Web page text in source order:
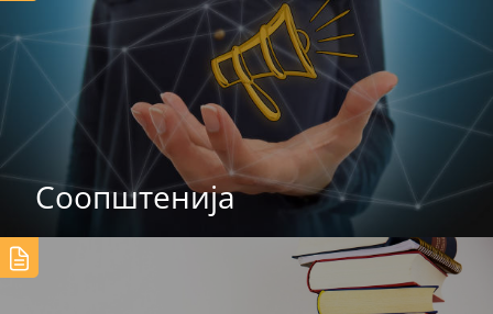
Соопштенија